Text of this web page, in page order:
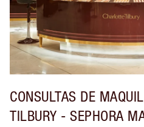
CONSULTAS DE
TILBURY - SEPHORA